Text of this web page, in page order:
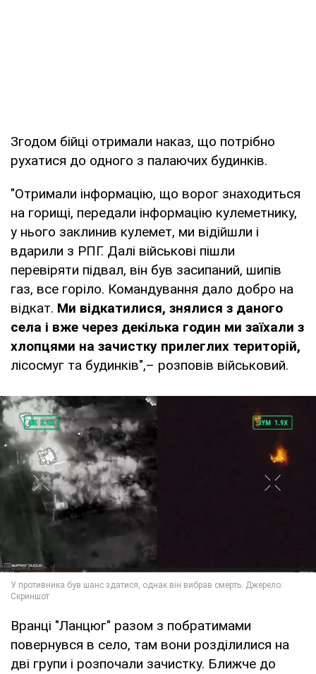
Згодом бійці отримали наказ, що потрібно
рухатися до одного з палаючих будинків.
"Отримали інформацію, що ворог знаходиться
на горищі, передали інформацію кулеметнику,
у нього заклинив кулемет, ми відійшли і
вдарили з РПГ. Далі військові пішли
перевіряти підвал, він був засипаний, шипів
газ, все горіло. Командування дало добро на
відкат. Ми відкатилися, знялися з даного
села і вже через декілька годин ми заїхали з
хлопцями на зачистку прилеглих територій,
лісосмуг та будинків",– розповів військовий.
Вранці "Ланцюг" разом з побратимами
повернувся в село, там вони розділилися на
дві групи і розпочали зачистку. Ближче до